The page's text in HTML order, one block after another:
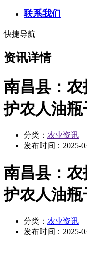
联系我们
快捷导航
资讯详情
南昌县：
护农人油瓶
分类： 农业资讯
发布时间： 2025-
南昌县：
护农人油瓶
分类： 农业资讯
发布时间： 2025-